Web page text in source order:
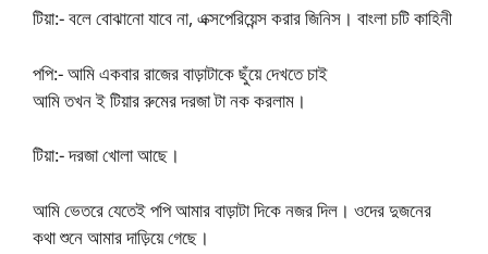
টিয়া:- বলে বোঝানো যাবে না, এক্সপেরিয়েন্স করার জিনিস। বাংলা চটি কাহিনী
পপি:- আমি একবার রাজের বাড়াটাকে ছুঁয়ে দেখতে চাই
আমি তখন ই টিয়ার রুমের দরজা টা নক করলাম।
টিয়া:- দরজা খোলা আছে।
আমি ভেতরে যেতেই পপি আমার বাড়াটা দিকে নজর দিল। ওদের দুজনের
কথা শুনে আমার দাড়িয়ে গেছে।